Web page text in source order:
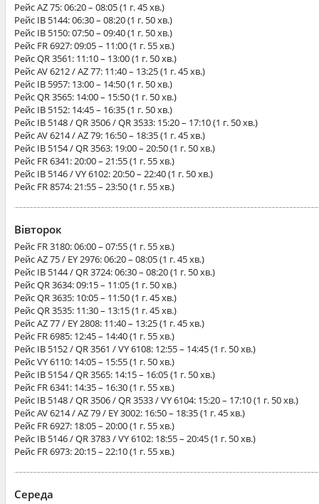
РейсAZ 75: 06:20 – 08:05 (1 г. 45 хв.)
Рейс IB 5144: 06:30 – 08:20 (1 г. 50 хв.)
Рейс IB 5150: 07:50 – 09:40 (1 г. 50 хв.)
Рейс FR 6927: 09:05 – 11:00 (1 г. 55 хв.)
РейсQR 3561: 11:10 – 13:00 (1 г. 50 хв.)
РейсAV 6212 / AZ 77: 11:40 – 13:25 (1 г. 45 хв.)
Рейс IB 5957: 13:00 – 14:50 (1 г. 50 хв.)
РейсQR 3565: 14:00 – 15:50 (1 г. 50 хв.)
Рейс IB 5152: 14:45 – 16:35 (1 г. 50 хв.)
Рейс IB 5148 / QR 3506 / QR 3533: 15:20 – 17:10 (1 г. 50 хв.)
РейсAV 6214 / AZ 79: 16:50 – 18:35 (1 г. 45 хв.)
Рейс IB 5154 / QR 3563: 19:00 – 20:50 (1 г. 50 хв.)
Рейс FR 6341: 20:00 – 21:55 (1 г. 55 хв.)
Рейс IB 5146 / VY 6102: 20:50 – 22:40 (1 г. 50 хв.)
Рейс FR 8574: 21:55 – 23:50 (1 г. 55 хв.)
Вівторок
Рейс FR 3180: 06:00 – 07:55 (1 г. 55 хв.)
РейсAZ 75 / EY 2976: 06:20 – 08:05 (1 г. 45 хв.)
Рейс IB 5144 / QR 3724: 06:30 – 08:20 (1 г. 50 хв.)
РейсQR 3634: 09:15 – 11:05 (1 г. 50 хв.)
РейсQR 3635: 10:05 – 11:50 (1 г. 45 хв.)
РейсQR 3535: 11:30 – 13:15 (1 г. 45 хв.)
РейсAZ 77 / EY 2808: 11:40 – 13:25 (1 г. 45 хв.)
Рейс FR 6985: 12:45 – 14:40 (1 г. 55 хв.)
Рейс IB 5152 / QR 3561 / VY 6108: 12:55 – 14:45 (1 г. 50 хв.)
РейсVY 6110: 14:05 – 15:55 (1 г. 50 хв.)
Рейс IB 5154 / QR 3565: 14:15 – 16:05 (1 г. 50 хв.)
Рейс FR 6341: 14:35 – 16:30 (1 г. 55 хв.)
Рейс IB 5148 / QR 3506 / QR 3533 / VY 6104: 15:20 – 17:10 (1 г. 50 хв.)
РейсAV 6214 / AZ 79 / EY 3002: 16:50 – 18:35 (1 г. 45 хв.)
Рейс FR 6927: 18:05 – 20:00 (1 г. 55 хв.)
Рейс IB 5146 / QR 3783 / VY 6102: 18:55 – 20:45 (1 г. 50 хв.)
Рейс FR 6973: 20:15 – 22:10 (1 г. 55 хв.)
Середа